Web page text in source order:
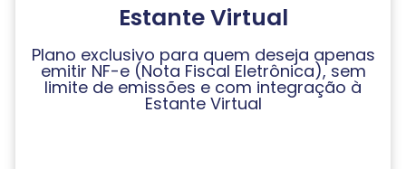
Estante Virtual
Plano exclusivo para quem deseja apenas
emitir NF-e (Nota Fiscal Eletrônica), sem
limite de emissões e com integração à
Estante Virtual